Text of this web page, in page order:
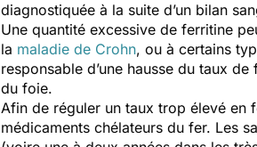
diagnostiquée à la suite d’un bilan
Une quantité excessive de ferritine
la maladie de Crohn, ou à certains
responsable d’une hausse du taux
du foie.
Afin de réguler un taux trop élevé en
médicaments chélateurs du fer. Les